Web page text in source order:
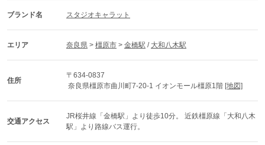
ブランド名 スタジオキャラット
エリア 奈良県 > 橿原市 > 金橋駅 / 大和八木駅
住所
〒634-0837
奈良県橿原市曲川町7-20-1 イオンモール橿原1階 [地図]
交通アクセス
JR桜井線「金橋駅」より徒歩10分。 近鉄橿原線「大和八木
駅」より路線バス運行。